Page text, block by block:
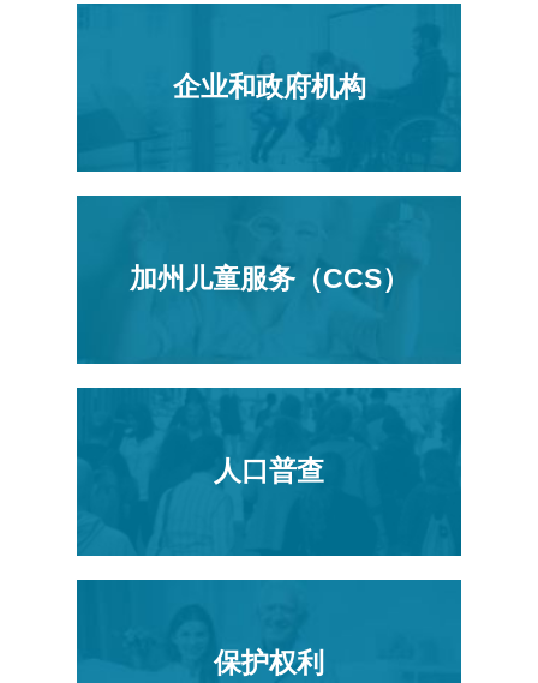
企业和政府机构
加州儿童服务（CCS）
人口普查
保护权利